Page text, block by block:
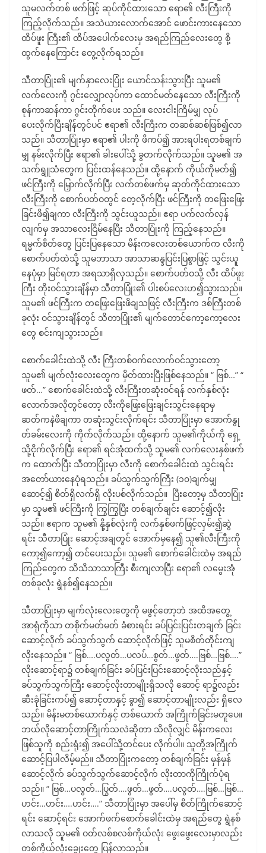
သူမလက်တစ် ဖက်ဖြင့် ဆုပ်ကိုင်ထားသော ဧရာ၏ လီးကြီးကို
ကြည့်လိုက်သည်။ အသဲယားလောက်အောင် ဖောင်းကားနေသော
ထိပ်ဖူး ကြီး၏ ထိပ်အပေါက်လေးမှ အရည်ကြည်လေးတွေ စို့
ထွက်နေကြောင်း တွေ့လိုက်ရသည်။
သီတာပြုံး၏ မျက်နှာလေးပြုံး ယောင်သန်းသွားပြီး သူမ၏
လက်လေးကို ဂွင်းလျှောလုပ်ကာ ထောင်မတ်နေသော လီးကြီးကို
စုန်ကာဆန်ကာ ဂွင်းတိုက်ပေး သည်။ လေးငါးကြိမ်မျှ လုပ်
ပေးလိုက်ပြီးချိန်တွင်ပင် ဧရာ၏ လီးကြီးက တဆစ်ဆစ်ဖြစ်၍လာ
သည်။ သီတာပြုံးမှာ ဧရာ၏ ပါးကို ဖိကပ်၍ အားရပါးရတစ်ချက်
မျှ နမ်းလိုက်ပြီး ဧရာ၏ ခါးပေါ်သို့ ခွတက်လိုက်သည်။ သူမ၏ အ
သက်ရွူသံတွေက ပြင်းထန်နေသည်။ ထို့နောက် ကိုယ်ကိုမတ်၍
ဖင်ကြီးကို မြှောက်လိုက်ပြီး လက်တစ်ဖက်မှ ဆုတ်ကိုင်ထားသော
လီးကြီးကို စောက်ပတ်ဝတွင် တေ့လိုက်ပြီး ဖင်ကြီးကို တဖြေးဖြေး
ခြင်းဖိ၍ချကာ လီးကြီးကို သွင်းယူသည်။ ဧရာ ပက်လက်လှန်
လျက်မှ အသာလေးငြိမ်နေပြီး သီတာပြုံးကို ကြည့်နေသည်။
ရမ္မက်စိတ်တွေ ပြင်းပြနေသော မိန်းကလေးတစ်ယောက်က လီးကို
စောက်ပတ်ထဲသို့ သူမဘာသာ အာသာဆန္ဒပြင်းပြစွာဖြင့် သွင်းယူ
နေပုံမှာ မြင်ရတာ အရသာရှိလှသည်။ စောက်ပတ်ဝသို့ လီး ထိပ်ဖူး
ကြီး တိုးဝင်သွားချိန်မှာ သီတာပြုံး၏ ပါးစပ်လေးဟ၍သွားသည်။
သူမ၏ ဖင်ကြီးက တဖြေးဖြေးဖိချသဖြင့် လီးကြီးက ဒစ်ကြီးတစ်
ခုလုံး ဝင်သွားချိန်တွင် သိတာပြုံး၏ မျက်တောင်ကော့ကော့လေး
တွေ စင်းကျသွားသည်။
စောက်ခေါင်းထဲသို့ လီး ကြီးတစ်ဝက်လောက်ဝင်သွားတော့
သူမ၏ မျက်လုံးလေးတွေက မှိတ်ထားပြီးဖြစ်နေသည်။ “ ဗြစ်…” “
ဖတ်…” စောက်ခေါင်းထဲသို့ လီးကြီးတဆုံးဝင်ရန် လက်နှစ်လုံး
လောက်အလိုတွင်တော့ လီးကိုဖြေးဖြေးချင်းသွင်းနေရာမှ
ဆတ်ကနဲဖိချကာ တဆုံးသွင်းလိုက်ရင်း သီတာပြုံးမှာ အောက်နွု
တ်ခမ်းလေးကို ကိုက်လိုက်သည်။ ထို့နောက် သူမ၏ကိုယ်ကို ရှေ့
သို့ငိုက်လိုက်ပြီး ဧရာ၏ ရင်အုံထက်သို့ သူမ၏ လက်လေးနှစ်ဖက်
က ထောက်ပြီး သီတာပြုံးမှာ လီးကို စောက်ခေါင်းထဲ သွင်းရင်း
အတော်ယားနေပုံရသည်။ ခပ်သွက်သွက်ကြီး (၁၀)ချက်မျှ
ဆောင့်၍ စိတ်ရှိလက်ရှိ လိုးပစ်လိုက်သည်။ ပြီးတော့မှ သီတာပြုံး
မှာ သူမ၏ ဖင်ကြီးကို ကြွကြွပြီး တစ်ချက်ချင်း ဆောင့်၍လိုး
သည်။ ဧရာက သူမ၏ နို့နှစ်လုံးကို လက်နှစ်ဖက်ဖြင့်လှမ်း၍ဆွဲ
ရင်း သီတာပြုံး ဆောင့်အချတွင် အောက်မှနေ၍ သူ၏လီးကြီးကို
ကော့၍ကော့၍ တင်ပေးသည်။ သူမ၏ စောက်ခေါင်းထဲမှ အရည်
ကြည်တွေက သိသိသာသာကြီး စီးကျလာပြီး ဧရာ၏ လမွေးအုံ
တစ်ခုလုံး ရွဲနစ်၍နေသည်။
သီတာပြုံးမှာ မျက်လုံးလေးတွေကို မဖွင့်တော့ဘဲ အထိအတွေ့
အာရုံကိုသာ တစိုက်မတ်မတ် ခံစားရင်း ခပ်ပြင်းပြင်းတချက် ခြင်း
ဆောင့်လိုက် ခပ်သွက်သွက် ဆောင့်လိုက်ဖြင့် သူမစိတ်တိုင်းကျ
လိုးနေသည်။ “ ဗြစ်….ပလွတ်…ပလပ်…စွတ်…ဖွတ်….ဗြစ်…ဗြစ်….”
လိုးဆောင့်ရာ၌ တစ်ချက်ခြင်း ခပ်ပြင်းပြင်းဆောင့်လိုးသည်နှင့်
ခပ်သွက်သွက်ကြီး ဆောင့်လိုးတာမျိုးရှိသလို ဆောင့် ရာ၌လည်း
ဆီးခုံခြင်းကပ်၍ ဆောင့်တာနှင့် ခွာ၍ ဆောင့်တာမျိုးလည်း ရှိလေ
သည်။ မိန်းမတစ်ယောက်နှင့် တစ်ယောက် အကြိုက်ခြင်းမတူပေ။
ဘယ်လိုဆောင့်တာကြိုက်သလဲဆိုတာ သိလိုလျှင် မိန်းကလေး
ဖြစ်သူကို စည်းရုံး၍ အပေါ်သို့တင်ပေး လိုက်ပါ။ သူတို့အကြိုက်
ဆောင့်ပြပါလိမ့်မည်။ သီတာပြုံးကတော့ တစ်ချက်ခြင်း မှန်မှန်
ဆောင့်လိုက် ခပ်သွက်သွက်ဆောင့်လိုက် လိုးတာကိုကြိုက်ပုံရ
သည်။ “ ဗြစ်…ပလွတ်…ပြွတ်….ဖွတ်…ဖွတ်….ပလွတ်….ဗြစ်…ဗြစ်…
ဟင်း…ဟင်း….ဟင်း….” သီတာပြုံးမှာ အပေါ်မှ စိတ်ကြိုက်ဆောင့်
ရင်း ဆောင့်ရင်း အောက်ဖက်စောက်ခေါင်းထဲမှ အရည်တွေ ရွဲနစ်
လာသလို သူမ၏ ဝတ်လစ်စလစ်ကိုယ်လုံး ဖွေးဖွေးလေးမှာလည်း
တစ်ကိုယ်လုံးချွေးတွေ ပြန်လာသည်။